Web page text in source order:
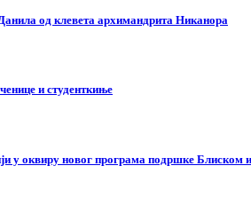
од клевета архимандрита Никанора
и студенткиње
у оквиру новог програма подршке Блиском